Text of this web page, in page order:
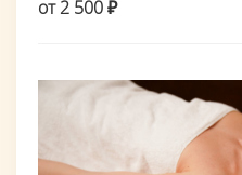
от 2 500 ₽